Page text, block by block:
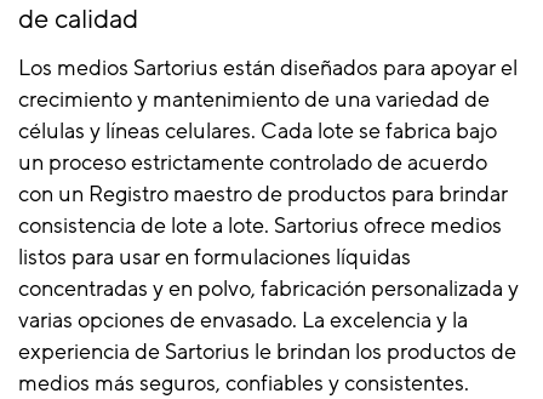
de calidad
Los medios Sartorius están diseñados para apoyar el
crecimiento y mantenimiento de una variedad de
células y líneas celulares. Cada lote se fabrica bajo
un proceso estrictamente controlado de acuerdo
con un Registro maestro de productos para brindar
consistencia de lote a lote. Sartorius ofrece medios
listos para usar en formulaciones líquidas
concentradas y en polvo, fabricación personalizada y
varias opciones de envasado. La excelencia y la
experiencia de Sartorius le brindan los productos de
medios más seguros, confiables y consistentes.